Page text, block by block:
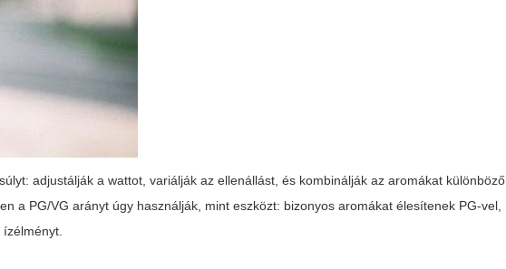
adjustálják a wattot, variálják az ellenállást, és kombinálják az aromákat különböző
a PG/VG arányt úgy használják, mint eszközt: bizonyos aromákat élesítenek PG-vel,